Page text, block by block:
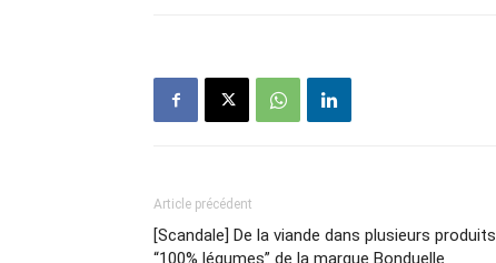
Article précédent
[Scandale] De la viande dans plusieurs produits
“100% légumes” de la marque Bonduelle